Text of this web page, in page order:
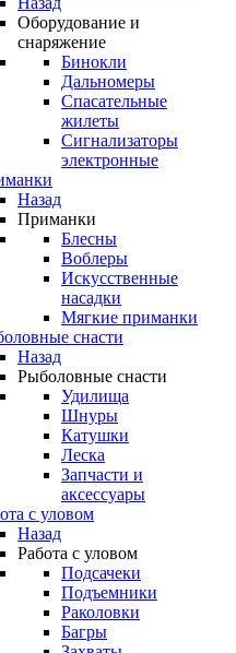
Оборудование и
снаряжение
Бинокли
Дальномеры
Спасательные
жилеты
Сигнализаторы
электронные
Назад
Приманки
Блесны
Воблеры
Искусственные
насадки
Мягкие приманки
снасти
Назад
Рыболовные снасти
Удилища
Шнуры
Катушки
Леска
Запчасти и
аксессуары
с уловом
Назад
Работа с уловом
Подсачеки
Подъемники
Раколовки
Багры